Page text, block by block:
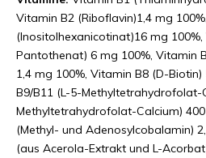
Vitamin B2 (Riboflavin)1,4 mg
(Inositolhexanicotinat)16 mg
Pantothenat) 6 mg 100%, Vitamin
1,4 mg 100%, Vitamin B8 (D-
B9/B11 (L-5-Methyltetrahydrofolat-
Methyltetrahydrofolat-Calcium)
(Methyl- und Adenosylcobalamin)
(aus Acerola-Extrakt und L-